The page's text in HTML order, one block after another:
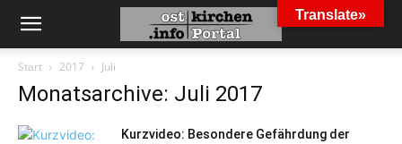
Start 2017 Juli
Monatsarchive: Juli 2017
Kurzvideo: Besondere Gefährdung der
Translate»